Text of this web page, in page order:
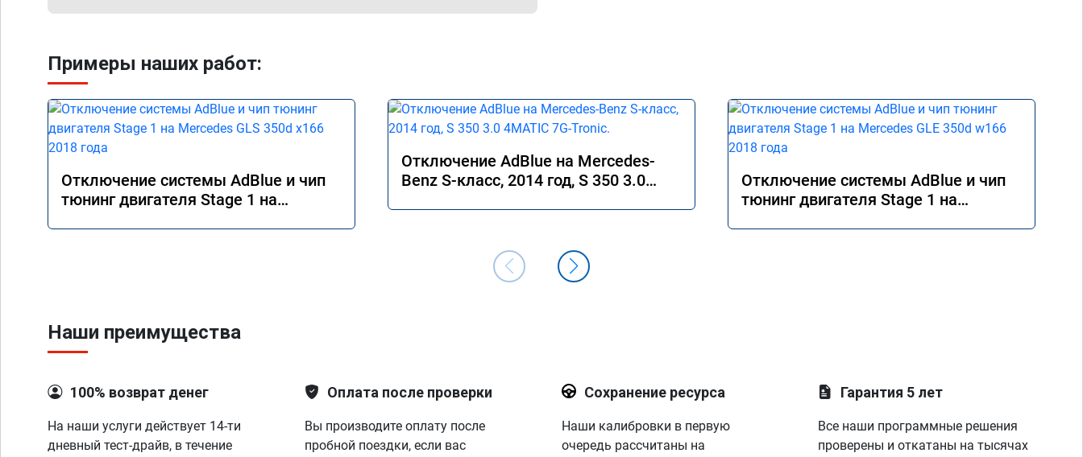
Примеры наших работ:
Отключение системы AdBlue и чип
тюнинг двигателя Stage 1 на
Отключение AdBlue на Mercedes-
Benz S-класс, 2014 год, S 350 3.0
Отключение системы AdBlue и чип
тюнинг двигателя Stage 1 на
Наши преимущества
100% возврат денег
На наши услуги действует 14-ти
дневный тест-драйв, в течение
Оплата после проверки
Вы производите оплату после
пробной поездки, если вас
Сохранение ресурса
Наши калибровки в первую
очередь рассчитаны на
Гарантия 5 лет
Все наши программные решения
проверены и откатаны на тысячах